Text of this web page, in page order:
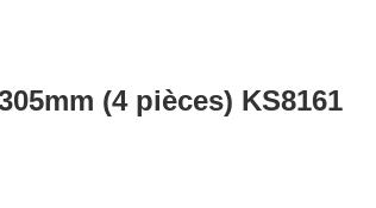
(4 pièces) KS8161